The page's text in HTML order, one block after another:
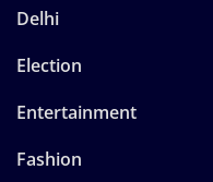
Delhi
Election
Entertainment
Fashion